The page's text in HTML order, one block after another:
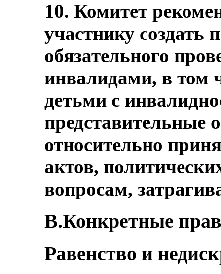
10. Комитет
участнику создать
обязательного
инвалидами, в том
детьми с
представительные
относительно
актов,
вопросам,
B.Конкретные
Равенство и